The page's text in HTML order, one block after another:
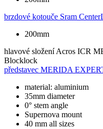
brzdové kotouče Sram
200mm
hlavové složení Acros ICR
Blocklock
představec MERIDA
material: aluminium
35mm diameter
0° stem angle
Supernova mount
40 mm all sizes